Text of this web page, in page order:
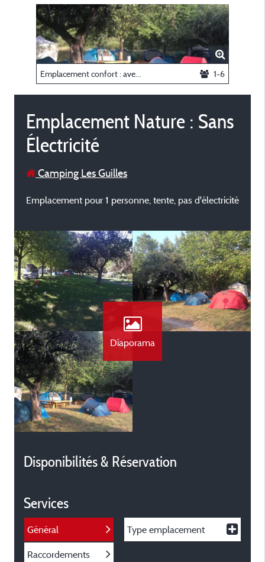
1-6
Emplacement Nature : Sans
Électricité
Camping Les Guilles
Emplacement pour 1 personne, tente, pas d'électricité
Diaporama
Disponibilités & Réservation
Services
Général
Raccordements
Type emplacement